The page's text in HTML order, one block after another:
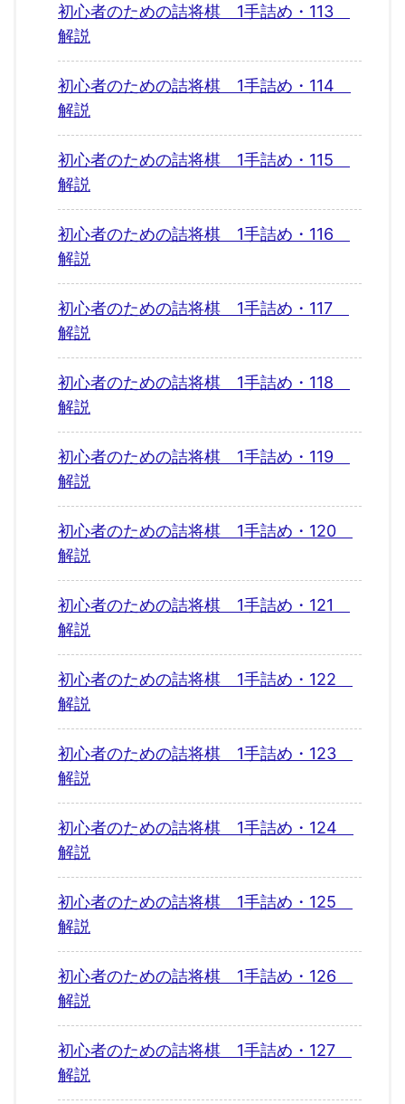
初心者のための詰将棋 1手詰め・113
解説
初心者のための詰将棋 1手詰め・114
解説
初心者のための詰将棋 1手詰め・115
解説
初心者のための詰将棋 1手詰め・116
解説
初心者のための詰将棋 1手詰め・117
解説
初心者のための詰将棋 1手詰め・118
解説
初心者のための詰将棋 1手詰め・119
解説
初心者のための詰将棋 1手詰め・120
解説
初心者のための詰将棋 1手詰め・121
解説
初心者のための詰将棋 1手詰め・122
解説
初心者のための詰将棋 1手詰め・123
解説
初心者のための詰将棋 1手詰め・124
解説
初心者のための詰将棋 1手詰め・125
解説
初心者のための詰将棋 1手詰め・126
解説
初心者のための詰将棋 1手詰め・127
解説